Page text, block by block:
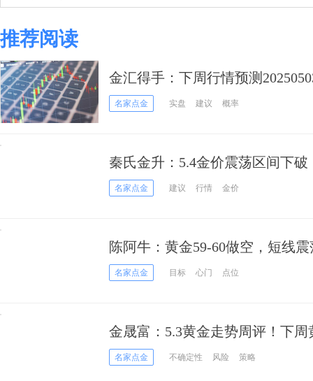
推荐阅读
金汇得手：下周行情预测
名家点金 实盘 建议 概率
秦氏金升：5.4金价震荡区间下
测及操作建议
名家点金 建议 行情 金价
陈阿牛：黄金59-60做空，短线
名家点金 目标 心门 点位
金晟富：5.3黄金走势周评！下
名家点金 不确定性 风险 策略